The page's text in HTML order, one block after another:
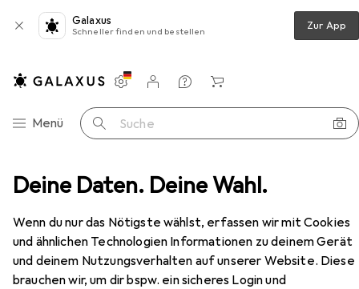
Deine Daten. Deine Wahl.
Wenn du nur das Nötigste wählst, erfassen wir mit Cookies
und ähnlichen Technologien Informationen zu deinem Gerät
und deinem Nutzungsverhalten auf unserer Website. Diese
brauchen wir, um dir bspw. ein sicheres Login und
Galaxus
Schneller finden und bestellen Zur App
Navigation nach Kategorien
Menü Suche
Einstellungen
Kundenkonto
Vergleichslisten
Merklisten
Warenkorb
ShredMATIC SM300 P4 Autofeed öl- & wartungsfrei
EUR
475,99
DahleShredMATIC SM300 P4
Autofeed öl- & wartungsfrei
Partikelschnitt